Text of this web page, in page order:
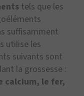
tels que les
suffisamment
utilise les
suivants sont
la grossesse :
calcium, le fer,